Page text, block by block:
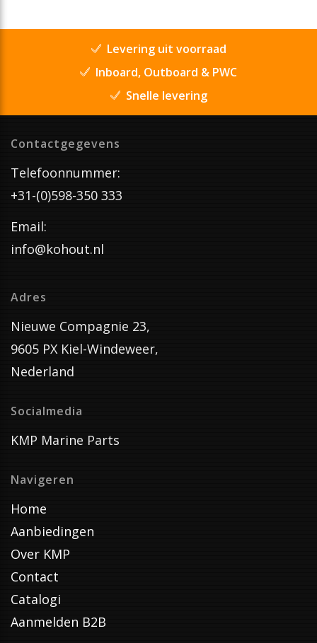
Levering uit voorraad
Inboard, Outboard & PWC
Snelle levering
Contactgegevens
Telefoonnummer:
+31-(0)598-350 333
Email:
info@kohout.nl
Adres
Nieuwe Compagnie 23,
9605 PX Kiel-Windeweer,
Nederland
Socialmedia
KMP Marine Parts
Navigeren
Home
Aanbiedingen
Over KMP
Contact
Catalogi
Aanmelden B2B